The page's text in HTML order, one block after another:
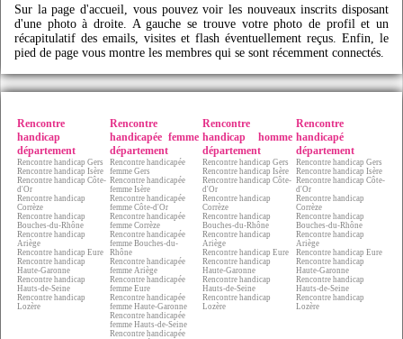
Sur la page d'accueil, vous pouvez voir les nouveaux inscrits disposant
d'une photo à droite. A gauche se trouve votre photo de profil et un
récapitulatif des emails, visites et flash éventuellement reçus. Enfin, le
pied de page vous montre les membres qui se sont récemment connectés.
Rencontre
handicap
département
Rencontre handicap Gers
Rencontre handicap Isère
Rencontre handicap Côte-
d'Or
Rencontre handicap
Corrèze
Rencontre handicap
Bouches-du-Rhône
Rencontre handicap
Ariège
Rencontre handicap Eure
Rencontre handicap
Haute-Garonne
Rencontre handicap
Hauts-de-Seine
Rencontre handicap
Lozère
Rencontre
handicapée femme
département
Rencontre handicapée
femme Gers
Rencontre handicapée
femme Isère
Rencontre handicapée
femme Côte-d'Or
Rencontre handicapée
femme Corrèze
Rencontre handicapée
femme Bouches-du-
Rhône
Rencontre handicapée
femme Ariège
Rencontre handicapée
femme Eure
Rencontre handicapée
femme Haute-Garonne
Rencontre handicapée
femme Hauts-de-Seine
Rencontre handicapée
Rencontre
handicap homme
département
Rencontre handicap Gers
Rencontre handicap Isère
Rencontre handicap Côte-
d'Or
Rencontre handicap
Corrèze
Rencontre handicap
Bouches-du-Rhône
Rencontre handicap
Ariège
Rencontre handicap Eure
Rencontre handicap
Haute-Garonne
Rencontre handicap
Hauts-de-Seine
Rencontre handicap
Lozère
Rencontre
handicapé
département
Rencontre handicap Gers
Rencontre handicap Isère
Rencontre handicap Côte-
d'Or
Rencontre handicap
Corrèze
Rencontre handicap
Bouches-du-Rhône
Rencontre handicap
Ariège
Rencontre handicap Eure
Rencontre handicap
Haute-Garonne
Rencontre handicap
Hauts-de-Seine
Rencontre handicap
Lozère